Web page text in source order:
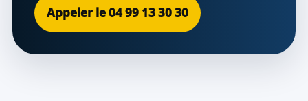
Appeler le 04 99 13 30 30